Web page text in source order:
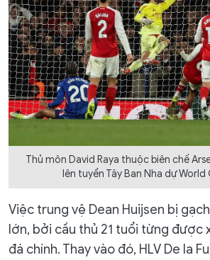
Thủ môn David Raya thuộc biên chế
lên tuyển Tây Ban Nha dự
Việc trung vệ Dean Huijsen bị
lớn, bởi cầu thủ 21 tuổi từng được
đá chính. Thay vào đó, HLV De la